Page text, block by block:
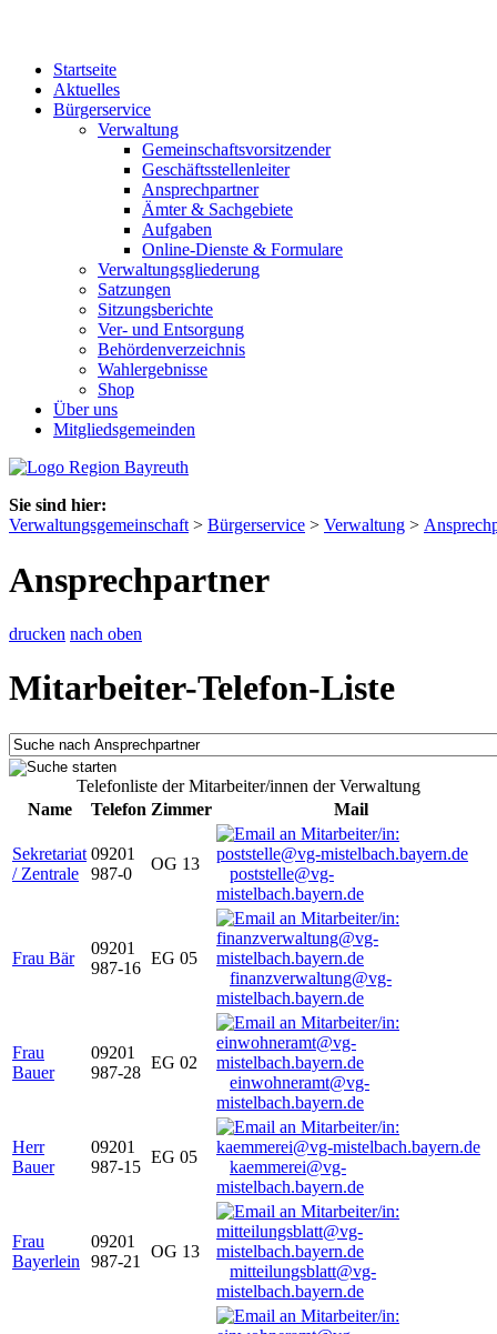
Startseite
Aktuelles
Bürgerservice
Verwaltung
Gemeinschaftsvorsitzender
Geschäftsstellenleiter
Ansprechpartner
Ämter & Sachgebiete
Aufgaben
Online-Dienste & Formulare
Verwaltungsgliederung
Satzungen
Sitzungsberichte
Ver- und Entsorgung
Behördenverzeichnis
Wahlergebnisse
Shop
Über uns
Mitgliedsgemeinden
Sie sind hier:
Verwaltungsgemeinschaft > Bürgerservice > Verwaltung >
Ansprechpartner
drucken nach oben
Mitarbeiter-Telefon-Liste
Telefonliste der Mitarbeiter/innen der Verwaltung
Name
Telefon Zimmer Mail
Sekretariat
/ Zentrale
09201
987-0
OG 13
poststelle@vg-
mistelbach.bayern.de
Frau Bär
09201
987-16
EG 05
finanzverwaltung@vg-
mistelbach.bayern.de
Frau
Bauer
09201
987-28
EG 02
einwohneramt@vg-
mistelbach.bayern.de
Herr
Bauer
09201
987-15
EG 05
kaemmerei@vg-
mistelbach.bayern.de
Frau
Bayerlein
09201
987-21
OG 13
mitteilungsblatt@vg-
mistelbach.bayern.de